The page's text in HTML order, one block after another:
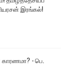
இரங்கல்!
காரணமா? - பெ.